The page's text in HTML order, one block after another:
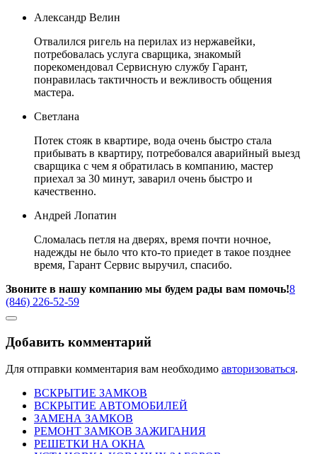
Александр Велин
Отвалился ригель на перилах из нержавейки,
потребовалась услуга сварщика, знакомый
порекомендовал Сервисную службу Гарант,
понравилась тактичность и вежливость общения
мастера.
Светлана
Потек стояк в квартире, вода очень быстро стала
прибывать в квартиру, потребовался аварийный выезд
сварщика с чем я обратилась в компанию, мастер
приехал за 30 минут, заварил очень быстро и
качественно.
Андрей Лопатин
Сломалась петля на дверях, время почти ночное,
надежды не было что кто-то приедет в такое позднее
время, Гарант Сервис выручил, спасибо.
Звоните в нашу компанию мы будем рады вам помочь!8
(846) 226-52-59
Добавить комментарий
Для отправки комментария вам необходимо авторизоваться.
ВСКРЫТИЕ ЗАМКОВ
ВСКРЫТИЕ АВТОМОБИЛЕЙ
ЗАМЕНА ЗАМКОВ
РЕМОНТ ЗАМКОВ ЗАЖИГАНИЯ
РЕШЕТКИ НА ОКНА